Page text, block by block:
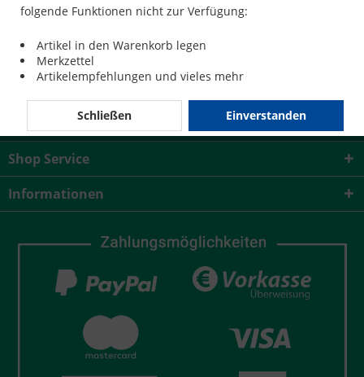
Service Hotline
Shop Service
Informationen
folgende Funktionen nicht zur Verfügung:
Artikel in den Warenkorb legen
Merkzettel
Artikelempfehlungen und vieles mehr
Einverstanden
Schließen